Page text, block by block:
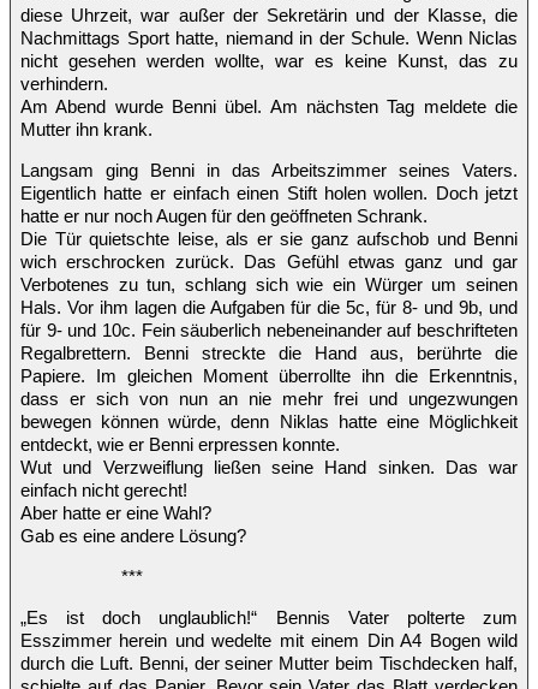
diese Uhrzeit, war außer der Sekretärin und der Klasse, die
Nachmittags Sport hatte, niemand in der Schule. Wenn Niclas
nicht gesehen werden wollte, war es keine Kunst, das zu
verhindern.
Am Abend wurde Benni übel. Am nächsten Tag meldete die
Mutter ihn krank.
Langsam ging Benni in das Arbeitszimmer seines Vaters.
Eigentlich hatte er einfach einen Stift holen wollen. Doch jetzt
hatte er nur noch Augen für den geöffneten Schrank.
Die Tür quietschte leise, als er sie ganz aufschob und Benni
wich erschrocken zurück. Das Gefühl etwas ganz und gar
Verbotenes zu tun, schlang sich wie ein Würger um seinen
Hals. Vor ihm lagen die Aufgaben für die 5c, für 8- und 9b, und
für 9- und 10c. Fein säuberlich nebeneinander auf beschrifteten
Regalbrettern. Benni streckte die Hand aus, berührte die
Papiere. Im gleichen Moment überrollte ihn die Erkenntnis,
dass er sich von nun an nie mehr frei und ungezwungen
bewegen können würde, denn Niklas hatte eine Möglichkeit
entdeckt, wie er Benni erpressen konnte.
Wut und Verzweiflung ließen seine Hand sinken. Das war
einfach nicht gerecht!
Aber hatte er eine Wahl?
Gab es eine andere Lösung?
***
„Es ist doch unglaublich!“ Bennis Vater polterte zum
Esszimmer herein und wedelte mit einem Din A4 Bogen wild
durch die Luft. Benni, der seiner Mutter beim Tischdecken half,